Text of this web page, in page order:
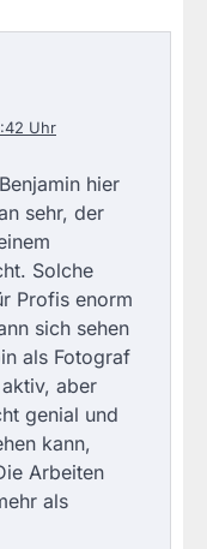
Uhr
hier
sehr, der
Solche
Profis enorm
sich sehen
als Fotograf
aber
genial und
kann,
Arbeiten
als